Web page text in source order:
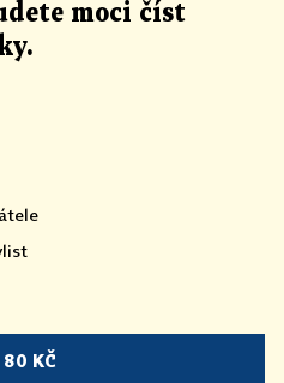
moci číst
.
80 KČ